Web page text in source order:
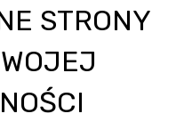
STRONY